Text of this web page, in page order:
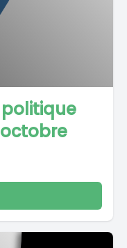
politique